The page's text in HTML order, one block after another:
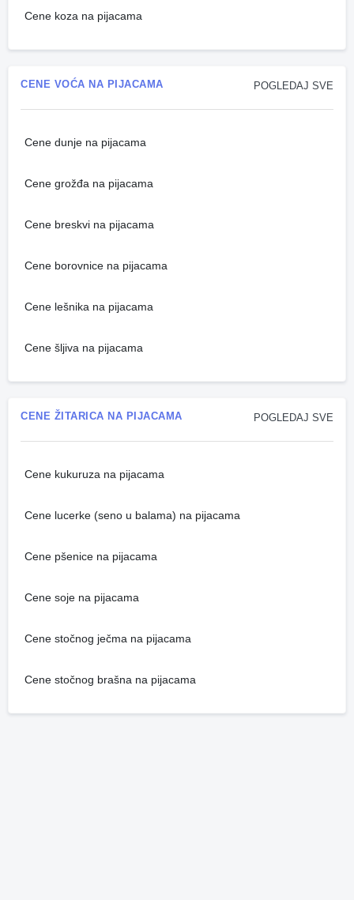
Cene koza na pijacama
POGLEDAJ SVE
CENE VOĆA NA PIJACAMA
Cene dunje na pijacama
Cene grožđa na pijacama
Cene breskvi na pijacama
Cene borovnice na pijacama
Cene lešnika na pijacama
Cene šljiva na pijacama
POGLEDAJ SVE
CENE ŽITARICA NA PIJACAMA
Cene kukuruza na pijacama
Cene lucerke (seno u balama) na pijacama
Cene pšenice na pijacama
Cene soje na pijacama
Cene stočnog ječma na pijacama
Cene stočnog brašna na pijacama